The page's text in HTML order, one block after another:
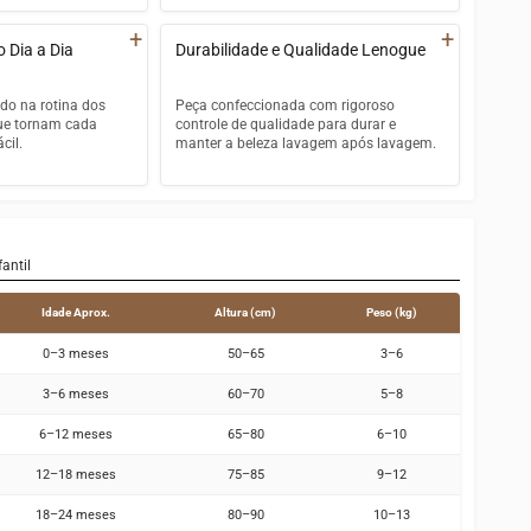
que possa
que regula a
Ideal para batizados, ensaios
fotográficos e festas
Dia a Dia +
na rotina dos
tornam cada
mantendo
Durabilidade e Qualidade Lenogue +
Peça confeccionada com rigoroso
controle de qualidade para durar e
manter a beleza lavagem após lavagem.
lavagens
Padrão Lenogue de qualidade
Idade Aprox. Altura (cm) Peso (kg)
0–3 meses 50–65 3–6
3–6 meses 60–70 5–8
6–12 meses 65–80 6–10
12–18 meses 75–85 9–12
18–24 meses 80–90 10–13